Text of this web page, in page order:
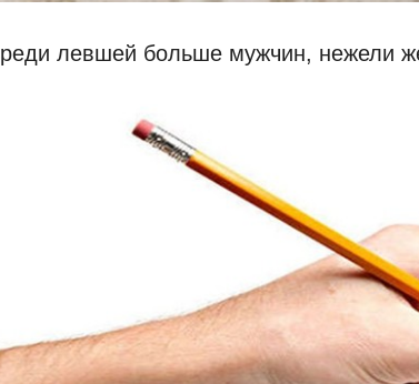
левшей больше мужчин, нежели